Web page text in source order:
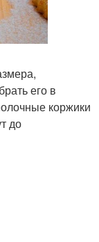
его в
коржики
до